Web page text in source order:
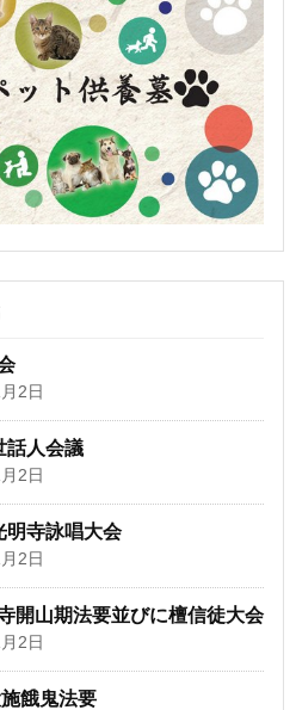
2日
話人会議
2日
明寺詠唱大会
2日
開山期法要並びに檀信徒大会
2日
餓鬼法要